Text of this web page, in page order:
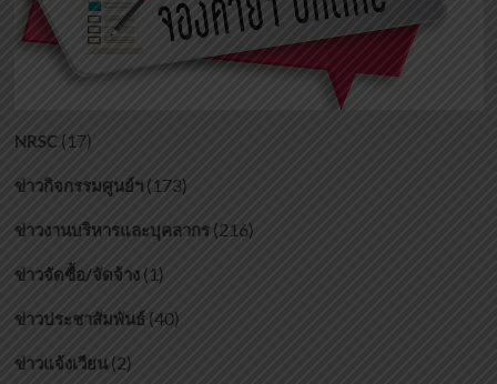
อาหาร
ชะลอ
วัย
NRSC(17)
ข่าวกิจกรรมศูนย์ฯ(173)
ข่าวงานบริหารและบุคลากร(216)
ข่าวจัดซื้อ/จัดจ้าง(1)
ข่าวประชาสัมพันธ์(40)
ข่าวแจ้งเวียน(2)